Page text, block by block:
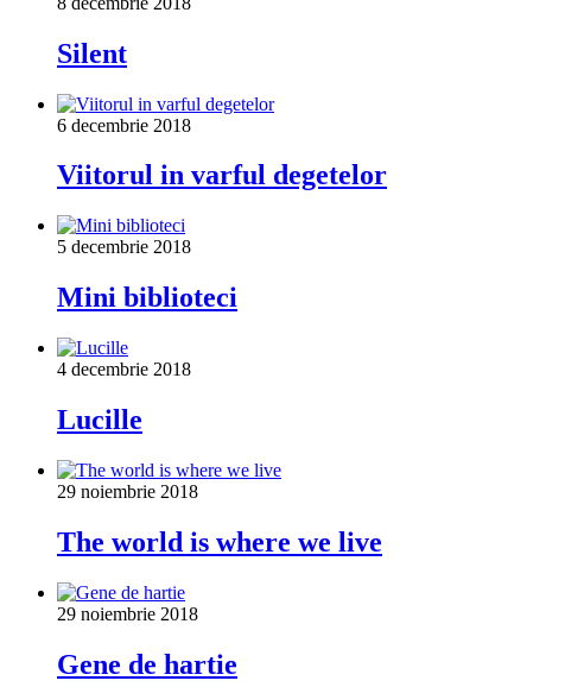
Silent
6 decembrie 2018
Viitorul in varful degetelor
5 decembrie 2018
Mini biblioteci
4 decembrie 2018
Lucille
29 noiembrie 2018
The world is where we live
29 noiembrie 2018
Gene de hartie